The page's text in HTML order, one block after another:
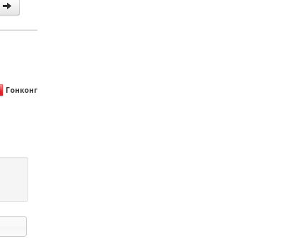
Гонконг